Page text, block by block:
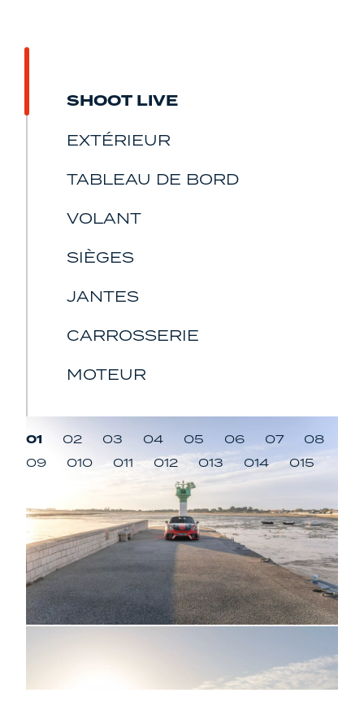
SHOOT LIVE
EXTÉRIEUR
TABLEAU DE BORD
VOLANT
SIÈGES
JANTES
CARROSSERIE
MOTEUR
01 02 03 04 05 06 07
08
09
010 011 012 013 014 015